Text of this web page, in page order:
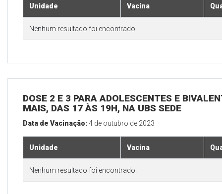
Unidade Vacina
Nenhum resultado foi encontrado.
DOSE 2 E 3 PARA ADOLESCENTES E
MAIS, DAS 17 ÀS 19H, NA UBS SEDE
Data de Vacinação:4 de outubro de 2023
Unidade Vacina
Nenhum resultado foi encontrado.